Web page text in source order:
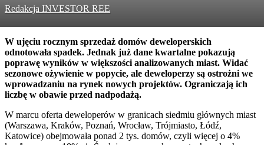
Redakcja INVESTOR REE
W ujęciu rocznym sprzedaż domów deweloperskich
odnotowała spadek. Jednak już dane kwartalne pokazują
poprawę wyników w większości analizowanych miast. Widać
sezonowe ożywienie w popycie, ale deweloperzy są ostrożni we
wprowadzaniu na rynek nowych projektów. Ograniczają ich
liczbę w obawie przed nadpodażą.
W marcu oferta deweloperów w granicach siedmiu głównych miast
(Warszawa, Kraków, Poznań, Wrocław, Trójmiasto, Łódź,
Katowice) obejmowała ponad 2 tys. domów, czyli więcej o 4%